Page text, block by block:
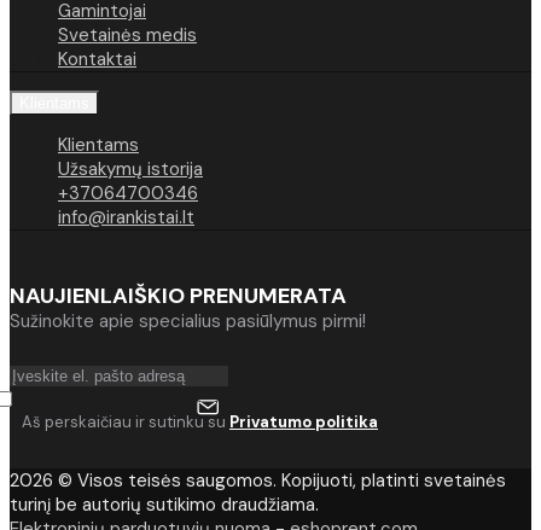
Gamintojai
Svetainės medis
Kontaktai
Klientams
Užsakymų istorija
+37064700346
info@irankistai.lt
NAUJIENLAIŠKIO PRENUMERATA
Sužinokite apie specialius pasiūlymus pirmi!
Aš perskaičiau ir sutinku su Privatumo politika
2026 © Visos teisės saugomos. Kopijuoti, platinti svetainės
turinį be autorių sutikimo draudžiama.